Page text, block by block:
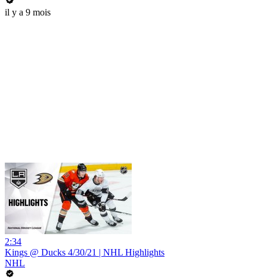
il y a 9 mois
2:34
Kings @ Ducks 4/30/21 | NHL Highlights
NHL